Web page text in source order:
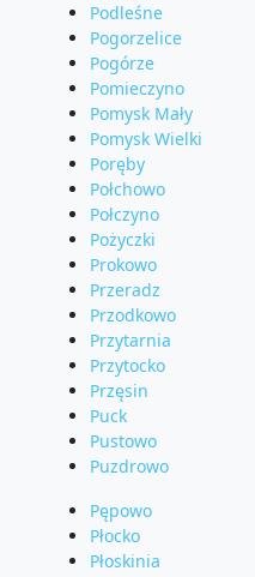
Podleśne
Pogorzelice
Pogórze
Pomieczyno
Pomysk Mały
Pomysk Wielki
Poręby
Połchowo
Połczyno
Pożyczki
Prokowo
Przeradz
Przodkowo
Przytarnia
Przytocko
Przęsin
Puck
Pustowo
Puzdrowo
Pępowo
Płocko
Płoskinia